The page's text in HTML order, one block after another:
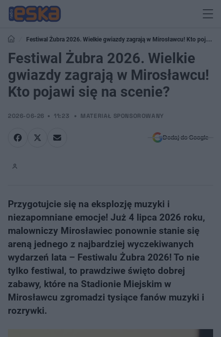
Festiwal Żubra 2026. Wielkie gwiazdy zagrają w Mirosławcu! Kto pojawi
się na scenie?
Festiwal Żubra 2026. Wielkie
gwiazdy zagrają w Mirosławcu!
Kto pojawi się na scenie?
2026-06-26 11:23 MATERIAŁ SPONSOROWANY
Dodaj do Google
Przygotujcie się na eksplozję muzyki i
niezapomniane emocje! Już 4 lipca 2026 roku,
malowniczy Mirosławiec ponownie stanie się
areną jednego z najbardziej wyczekiwanych
wydarzeń lata – Festiwalu Żubra 2026! To nie
tylko festiwal, to prawdziwe święto dobrej
zabawy, które na Stadionie Miejskim w
Mirosławcu zgromadzi tysiące fanów muzyki i
rozrywki.